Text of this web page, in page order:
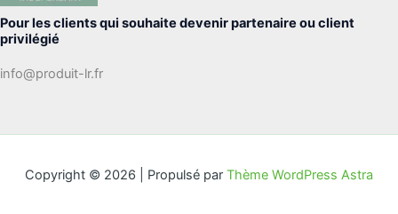
Pour les clients qui souhaite devenir partenaire ou client
privilégié
info@produit-lr.fr
Copyright © 2026 | Propulsé par Thème WordPress Astra